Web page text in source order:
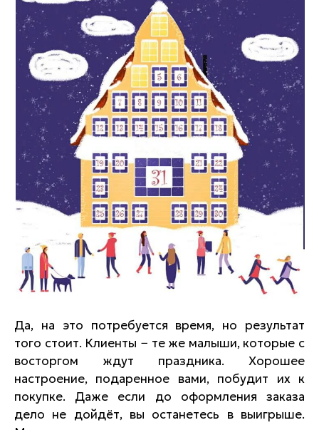
Да, на это потребуется время, но результат
того стоит. Клиенты − те же малыши, которые с
восторгом ждут праздника. Хорошее
настроение, подаренное вами, побудит их к
покупке. Даже если до оформления заказа
дело не дойдёт, вы останетесь в выигрыше.